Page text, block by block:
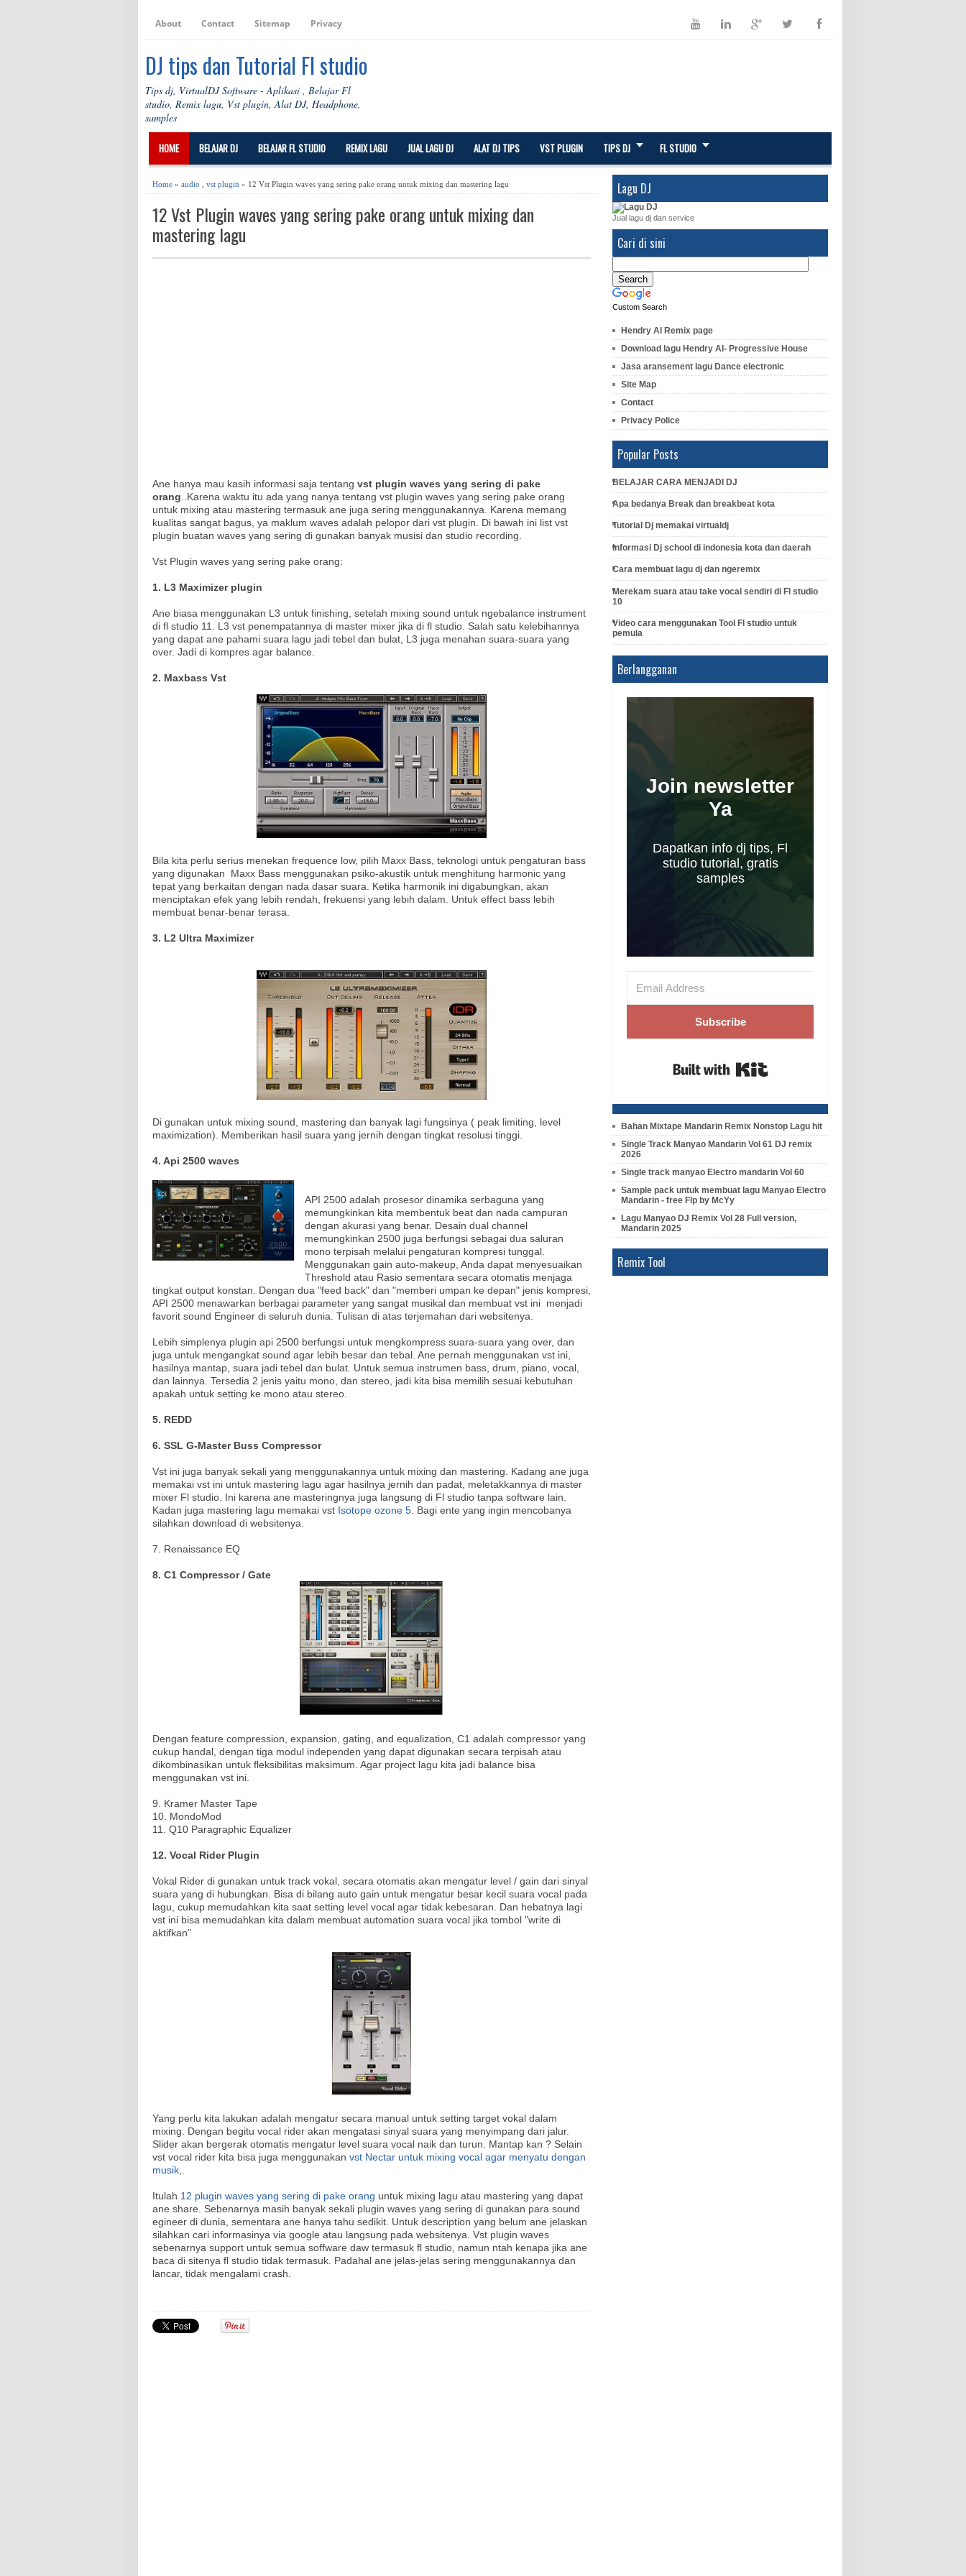
About Contact Sitemap Privacy
DJ tips dan Tutorial Fl studio
Tips dj, VirtualDJ Software - Aplikasi , Belajar Fl
studio, Remix lagu, Vst plugin, Alat DJ, Headphone,
samples
HOME BELAJAR DJ BELAJAR FL STUDIO REMIX LAGU JUAL LAGU DJ ALAT DJ TIPS VST PLUGIN TIPS DJ FL STUDIO
Home » audio vst plugin » 12 Vst Plugin waves yang sering pake orang untuk mixing dan mastering lagu
12 Vst Plugin waves yang sering pake orang untuk mixing dan
mastering lagu
Ane hanya mau kasih informasi saja tentang vst plugin waves yang sering di pake
orang ..Karena waktu itu ada yang nanya tentang vst plugin waves yang sering pake orang
untuk mixing atau mastering termasuk ane juga sering menggunakannya. Karena memang
kualitas sangat bagus, ya maklum waves adalah pelopor dari vst plugin. Di bawah ini list vst
plugin buatan waves yang sering di gunakan banyak musisi dan studio recording.
Vst Plugin waves yang sering pake orang:
1. L3 Maximizer plugin
Ane biasa menggunakan L3 untuk finishing, setelah mixing sound untuk ngebalance instrument
di fl studio 11. L3 vst penempatannya di master mixer jika di fl studio. Salah satu kelebihannya
yang dapat ane pahami suara lagu jadi tebel dan bulat, L3 juga menahan suara-suara yang
over. Jadi di kompres agar balance.
2. Maxbass Vst
Bila kita perlu serius menekan frequence low, pilih Maxx Bass, teknologi untuk pengaturan bass
yang digunakan Maxx Bass menggunakan psiko-akustik untuk menghitung harmonic yang
tepat yang berkaitan dengan nada dasar suara. Ketika harmonik ini digabungkan, akan
menciptakan efek yang lebih rendah, frekuensi yang lebih dalam. Untuk effect bass lebih
membuat benar-benar terasa.
3. L2 Ultra Maximizer
Di gunakan untuk mixing sound, mastering dan banyak lagi fungsinya ( peak limiting, level
maximization). Memberikan hasil suara yang jernih dengan tingkat resolusi tinggi.
4. Api 2500 waves
API 2500 adalah prosesor dinamika serbaguna yang
memungkinkan kita membentuk beat dan nada campuran
dengan akurasi yang benar. Desain dual channel
memungkinkan 2500 juga berfungsi sebagai dua saluran
mono terpisah melalui pengaturan kompresi tunggal.
Menggunakan gain auto-makeup, Anda dapat menyesuaikan
Threshold atau Rasio sementara secara otomatis menjaga
tingkat output konstan. Dengan dua "feed back" dan "memberi umpan ke depan" jenis kompresi,
API 2500 menawarkan berbagai parameter yang sangat musikal dan membuat vst ini menjadi
favorit sound Engineer di seluruh dunia. Tulisan di atas terjemahan dari websitenya.
Lebih simplenya plugin api 2500 berfungsi untuk mengkompress suara-suara yang over, dan
juga untuk mengangkat sound agar lebih besar dan tebal. Ane pernah menggunakan vst ini,
hasilnya mantap, suara jadi tebel dan bulat. Untuk semua instrumen bass, drum, piano, vocal,
dan lainnya. Tersedia 2 jenis yaitu mono, dan stereo, jadi kita bisa memilih sesuai kebutuhan
apakah untuk setting ke mono atau stereo.
5. REDD
6. SSL G-Master Buss Compressor
Vst ini juga banyak sekali yang menggunakannya untuk mixing dan mastering. Kadang ane juga
memakai vst ini untuk mastering lagu agar hasilnya jernih dan padat, meletakkannya di master
mixer Fl studio. Ini karena ane masteringnya juga langsung di Fl studio tanpa software lain.
Kadan juga mastering lagu memakai vst Isotope ozone 5 . Bagi ente yang ingin mencobanya
silahkan download di websitenya.
7. Renaissance EQ
8. C1 Compressor / Gate
Dengan feature compression, expansion, gating, and equalization, C1 adalah compressor yang
cukup handal, dengan tiga modul independen yang dapat digunakan secara terpisah atau
dikombinasikan untuk fleksibilitas maksimum. Agar project lagu kita jadi balance bisa
menggunakan vst ini.
9. Kramer Master Tape
10. MondoMod
11. Q10 Paragraphic Equalizer
12. Vocal Rider Plugin
Vokal Rider di gunakan untuk track vokal, secara otomatis akan mengatur level / gain dari sinyal
suara yang di hubungkan. Bisa di bilang auto gain untuk mengatur besar kecil suara vocal pada
lagu, cukup memudahkan kita saat setting level vocal agar tidak kebesaran. Dan hebatnya lagi
vst ini bisa memudahkan kita dalam membuat automation suara vocal jika tombol "write di
aktifkan"
Yang perlu kita lakukan adalah mengatur secara manual untuk setting target vokal dalam
mixing. Dengan begitu vocal rider akan mengatasi sinyal suara yang menyimpang dari jalur.
Slider akan bergerak otomatis mengatur level suara vocal naik dan turun. Mantap kan ? Selain
vst vocal rider kita bisa juga menggunakan vst Nectar untuk mixing vocal agar menyatu dengan
musik
Itulah 12 plugin waves yang sering di pake orang untuk mixing lagu atau mastering yang dapat
ane share. Sebenarnya masih banyak sekali plugin waves yang sering di gunakan para sound
egineer di dunia, sementara ane hanya tahu sedikit. Untuk description yang belum ane jelaskan
silahkan cari informasinya via google atau langsung pada websitenya. Vst plugin waves
sebenarnya support untuk semua soffware daw termasuk fl studio, namun ntah kenapa jika ane
baca di sitenya fl studio tidak termasuk. Padahal ane jelas-jelas sering menggunakannya dan
lancar, tidak mengalami crash.
Lagu DJ
Jual lagu dj dan service
Cari di sini
Custom Search
Hendry Al Remix page
Download lagu Hendry Al- Progressive House
Jasa aransement lagu Dance electronic
Site Map
Contact
Privacy Police
Popular Posts
BELAJAR CARA MENJADI DJ
Apa bedanya Break dan breakbeat kota
Tutorial Dj memakai virtualdj
Informasi Dj school di indonesia kota dan daerah
Cara membuat lagu dj dan ngeremix
Merekam suara atau take vocal sendiri di Fl studio
10
Video cara menggunakan Tool Fl studio untuk
pemula
Berlangganan
Join newsletter
Ya
Dapatkan info dj tips, Fl
studio tutorial, gratis
samples
Subscribe
Bahan Mixtape Mandarin Remix Nonstop Lagu hit
Single Track Manyao Mandarin Vol 61 DJ remix
2026
Single track manyao Electro mandarin Vol 60
Sample pack untuk membuat lagu Manyao Electro
Mandarin - free Flp by McYy
Lagu Manyao DJ Remix Vol 28 Full version,
Mandarin 2025
Remix Tool